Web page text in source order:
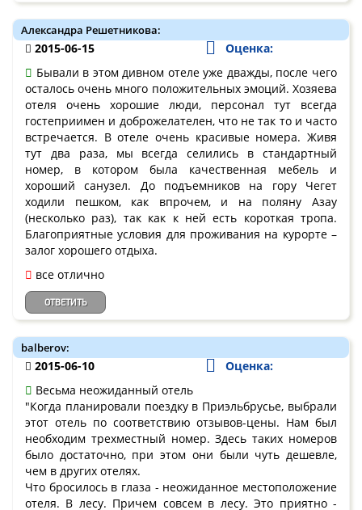
Александра Решетникова:
2015-06-15
Оценка:
Бывали в этом дивном отеле уже дважды, после чего
осталось очень много положительных эмоций. Хозяева
отеля очень хорошие люди, персонал тут всегда
гостеприимен и доброжелателен, что не так то и часто
встречается. В отеле очень красивые номера. Живя
тут два раза, мы всегда селились в стандартный
номер, в котором была качественная мебель и
хороший санузел. До подъемников на гору Чегет
ходили пешком, как впрочем, и на поляну Азау
(несколько раз), так как к ней есть короткая тропа.
Благоприятные условия для проживания на курорте –
залог хорошего отдыха.
все отлично
ОТВЕТИТЬ
balberov:
2015-06-10
Оценка:
Весьма неожиданный отель
"Когда планировали поездку в Приэльбрусье, выбрали
этот отель по соответствию отзывов-цены. Нам был
необходим трехместный номер. Здесь таких номеров
было достаточно, при этом они были чуть дешевле,
чем в других отелях.
Что бросилось в глаза - неожиданное местоположение
отеля. В лесу. Причем совсем в лесу. Это приятно -